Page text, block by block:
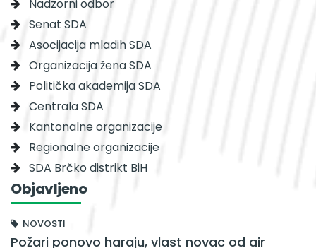
Nadzorni odbor
Senat SDA
Asocijacija mladih SDA
Organizacija žena SDA
Politička akademija SDA
Centrala SDA
Kantonalne organizacije
Regionalne organizacije
SDA Brčko distrikt BiH
Objavljeno
NOVOSTI
Požari ponovo haraju, vlast novac od air